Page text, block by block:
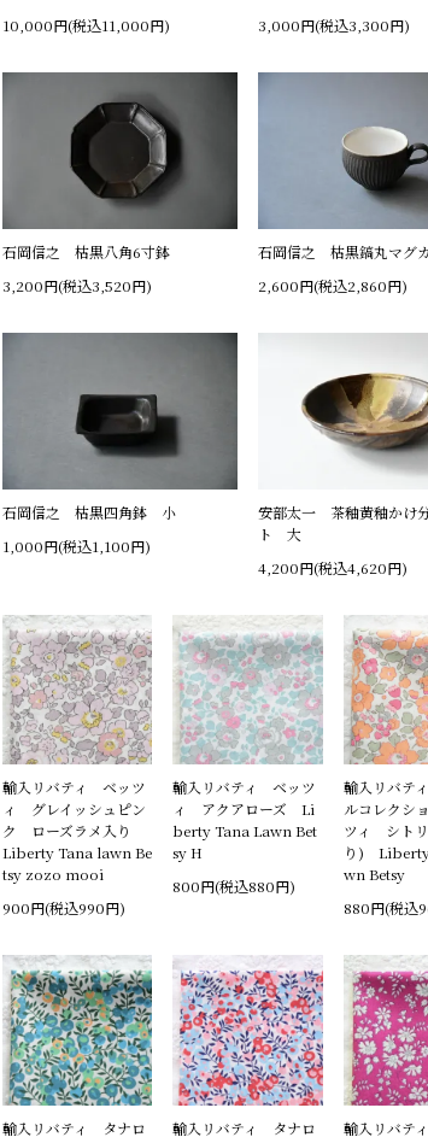
10,000円(税込11,000円)
3,000円(税込3,300円)
石岡信之 枯黒八角6寸鉢
3,200円(税込3,520円)
石岡信之 枯黒鎬丸マグ
2,600円(税込2,860円)
石岡信之 枯黒四角鉢 小
1,000円(税込1,100円)
安部太一 茶釉黄釉かけ
ト 大
4,200円(税込4,620円)
輸入リバティ ベッツ
ィ グレイッシュピン
ク ローズラメ入り
Liberty Tana lawn Be
tsy zozo mooi
900円(税込990円)
輸入リバティ ベッツ
ィ アクアローズ Li
berty Tana Lawn Bet
sy H
800円(税込880円)
輸入リバテ
ルコレクシ
ツィ シト
り) Liberty
wn Betsy
880円(税込
輸入リバティ タナロ
輸入リバティ タナロ
輸入リバテ